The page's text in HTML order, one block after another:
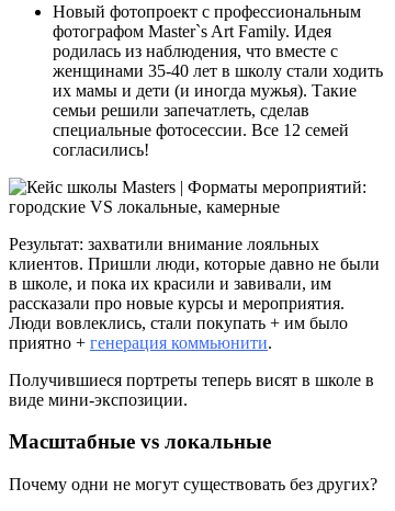
Новый фотопроект с профессиональным
фотографом Master`s Art Family. Идея
родилась из наблюдения, что вместе с
женщинами 35-40 лет в школу стали ходить
их мамы и дети (и иногда мужья). Такие
семьи решили запечатлеть, сделав
специальные фотосессии. Все 12 семей
согласились!
Результат: захватили внимание лояльных
клиентов. Пришли люди, которые давно не были
в школе, и пока их красили и завивали, им
рассказали про новые курсы и мероприятия.
Люди вовлеклись, стали покупать + им было
приятно + генерация коммьюнити.
Получившиеся портреты теперь висят в школе в
виде мини-экспозиции.
Масштабные vs локальные
Почему одни не могут существовать без других?